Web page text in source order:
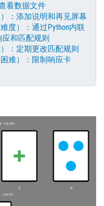
看数据文件
：添加说明和再见屏幕
度）：通过Python内联
和匹配规则
：定期更改匹配规则
难）：限制响应卡